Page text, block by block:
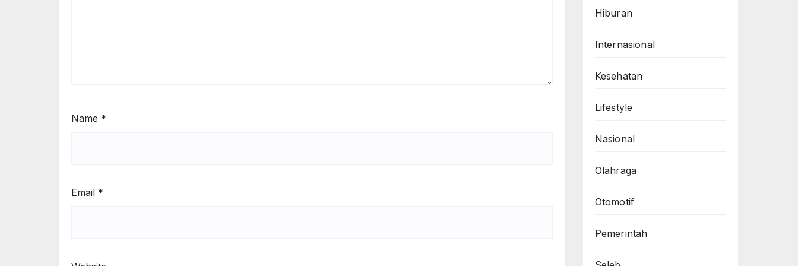
Name *
Email *
Hiburan
Internasional
Kesehatan
Lifestyle
Nasional
Olahraga
Otomotif
Pemerintah